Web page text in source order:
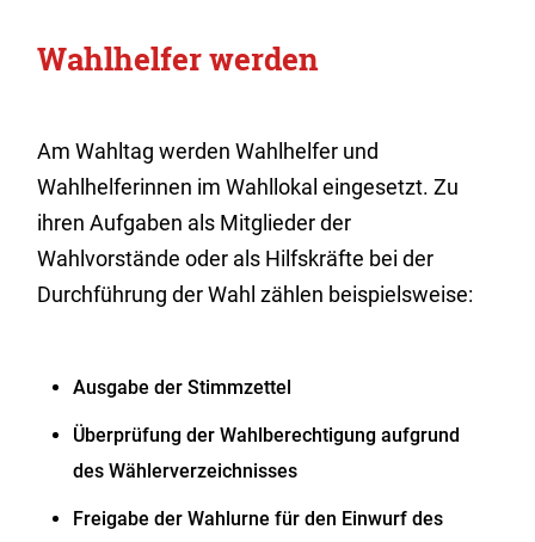
Wahlhelfer werden
Am Wahltag werden Wahlhelfer und
Wahlhelferinnen im Wahllokal eingesetzt.Zu
ihren Aufgaben als Mitglieder der
Wahlvorstände oder als Hilfskräfte bei der
Durchführung der Wahl zählen beispielsweise:
Ausgabe der Stimmzettel
Überprüfung der Wahlberechtigung aufgrund
des Wählerverzeichnisses
Freigabe der Wahlurne für den Einwurf des